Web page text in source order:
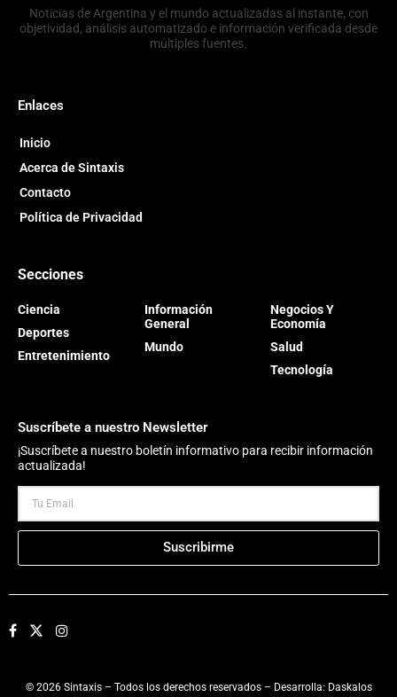
Noticias de Argentina y el mundo actualizadas al instante, con
objetividad, análisis automatizado e información verificada desde
múltiples fuentes.
Enlaces
Inicio
Acerca de Sintaxis
Contacto
Política de Privacidad
Secciones
Ciencia
Deportes
Entretenimiento
Información
General
Mundo
Negocios Y
Economía
Salud
Tecnología
Suscríbete a nuestro Newsletter
¡Suscríbete a nuestro boletín informativo para recibir información
actualizada!
Suscribirme
© 2026 Sintaxis – Todos los derechos reservados – Desarrolla: Daskalos